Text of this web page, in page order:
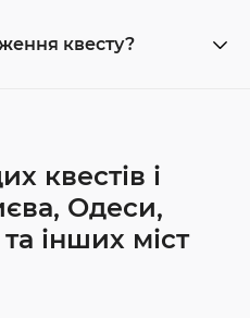
квесту?
квестів і
Одеси,
інших міст